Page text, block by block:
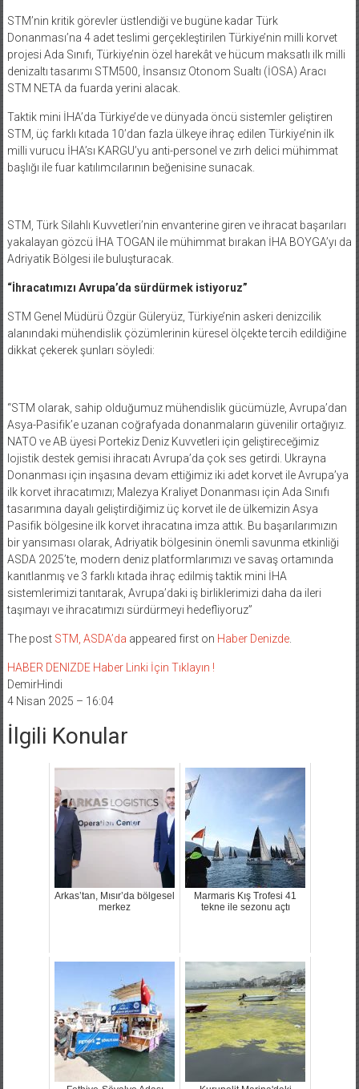
STM’nin kritik görevler üstlendiği ve bugüne kadar Türk
Donanması’na 4 adet teslimi gerçekleştirilen Türkiye’nin milli korvet
projesi Ada Sınıfı, Türkiye’nin özel harekât ve hücum maksatlı ilk milli
denizaltı tasarımı STM500, İnsansız Otonom Sualtı (İOSA) Aracı
STM NETA da fuarda yerini alacak.
Taktik mini İHA’da Türkiye’de ve dünyada öncü sistemler geliştiren
STM, üç farklı kıtada 10’dan fazla ülkeye ihraç edilen Türkiye’nin ilk
milli vurucu İHA’sı KARGU’yu anti-personel ve zırh delici mühimmat
başlığı ile fuar katılımcılarının beğenisine sunacak.
STM, Türk Silahlı Kuvvetleri’nin envanterine giren ve ihracat başarıları
yakalayan gözcü İHA TOGAN ile mühimmat bırakan İHA BOYGA’yı da
Adriyatik Bölgesi ile buluşturacak.
“İhracatımızı Avrupa’da sürdürmek istiyoruz”
STM Genel Müdürü Özgür Güleryüz, Türkiye’nin askeri denizcilik
alanındaki mühendislik çözümlerinin küresel ölçekte tercih edildiğine
dikkat çekerek şunları söyledi:
“STM olarak, sahip olduğumuz mühendislik gücümüzle, Avrupa’dan
Asya-Pasifik’e uzanan coğrafyada donanmaların güvenilir ortağıyız.
NATO ve AB üyesi Portekiz Deniz Kuvvetleri için geliştireceğimiz
lojistik destek gemisi ihracatı Avrupa’da çok ses getirdi. Ukrayna
Donanması için inşasına devam ettiğimiz iki adet korvet ile Avrupa’ya
ilk korvet ihracatımızı; Malezya Kraliyet Donanması için Ada Sınıfı
tasarımına dayalı geliştirdiğimiz üç korvet ile de ülkemizin Asya
Pasifik bölgesine ilk korvet ihracatına imza attık. Bu başarılarımızın
bir yansıması olarak, Adriyatik bölgesinin önemli savunma etkinliği
ASDA 2025’te, modern deniz platformlarımızı ve savaş ortamında
kanıtlanmış ve 3 farklı kıtada ihraç edilmiş taktik mini İHA
sistemlerimizi tanıtarak, Avrupa’daki iş birliklerimizi daha da ileri
taşımayı ve ihracatımızı sürdürmeyi hedefliyoruz”
The post STM, ASDA’da appeared first on Haber Denizde.
HABER DENIZDE Haber Linki İçin Tıklayın !
DemirHindi
4 Nisan 2025 – 16:04
İlgili Konular
Arkas’tan, Mısır’da bölgesel
merkez
Marmaris Kış Trofesi 41
tekne ile sezonu açtı